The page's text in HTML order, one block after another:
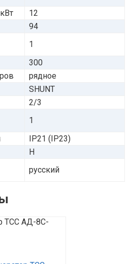
12
94
1
300
рядное
SHUNT
2/3
1
IP21 (IP23)
Н
русский
ТСС АД-8С-